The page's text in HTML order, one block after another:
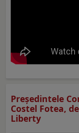
Preşedintele
Costel Fotea,
Liberty